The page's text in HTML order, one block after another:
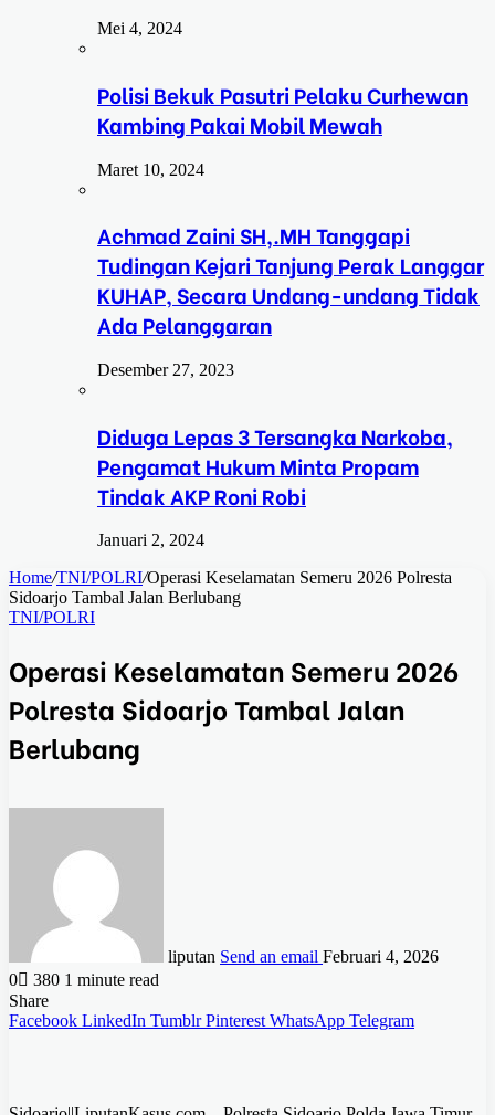
Mei 4, 2024
Polisi Bekuk Pasutri Pelaku Curhewan
Kambing Pakai Mobil Mewah
Maret 10, 2024
Achmad Zaini SH,.MH Tanggapi
Tudingan Kejari Tanjung Perak Langgar
KUHAP, Secara Undang-undang Tidak
Ada Pelanggaran
Desember 27, 2023
Diduga Lepas 3 Tersangka Narkoba,
Pengamat Hukum Minta Propam
Tindak AKP Roni Robi
Januari 2, 2024
Home/TNI/POLRI/Operasi Keselamatan Semeru 2026 Polresta
Sidoarjo Tambal Jalan Berlubang
TNI/POLRI
Operasi Keselamatan Semeru 2026
Polresta Sidoarjo Tambal Jalan
Berlubang
liputan Send an email Februari 4, 2026
0
380 1 minute read
Share
Facebook LinkedIn Tumblr Pinterest WhatsApp Telegram